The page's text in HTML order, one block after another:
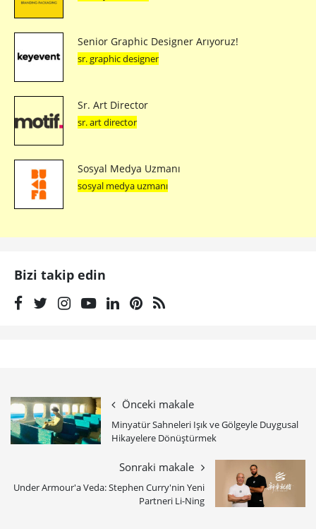
Senior Graphic Designer Arıyoruz!
sr. graphic designer
Sr. Art Director
sr. art director
Sosyal Medya Uzmanı
sosyal medya uzmanı
Bizi takip edin
Önceki makale
Minyatür Sahneleri Işık ve Gölgeyle Duygusal
Hikayelere Dönüştürmek
Sonraki makale
Under Armour'a Veda: Stephen Curry'nin Yeni
Partneri Li-Ning